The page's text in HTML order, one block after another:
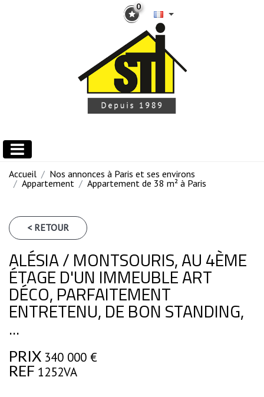
0
Accueil
Nos annonces à Paris et ses environs
Appartement
Appartement de 38 m² à Paris
< RETOUR
ALÉSIA / MONTSOURIS, AU 4ÈME
ÉTAGE D'UN IMMEUBLE ART
DÉCO, PARFAITEMENT
ENTRETENU, DE BON STANDING,
...
PRIX 340 000 €
REF 1252VA